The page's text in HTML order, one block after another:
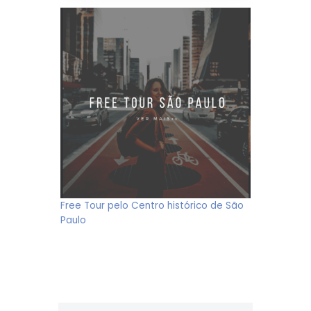
Free Tour pelo Centro histórico de São
Paulo